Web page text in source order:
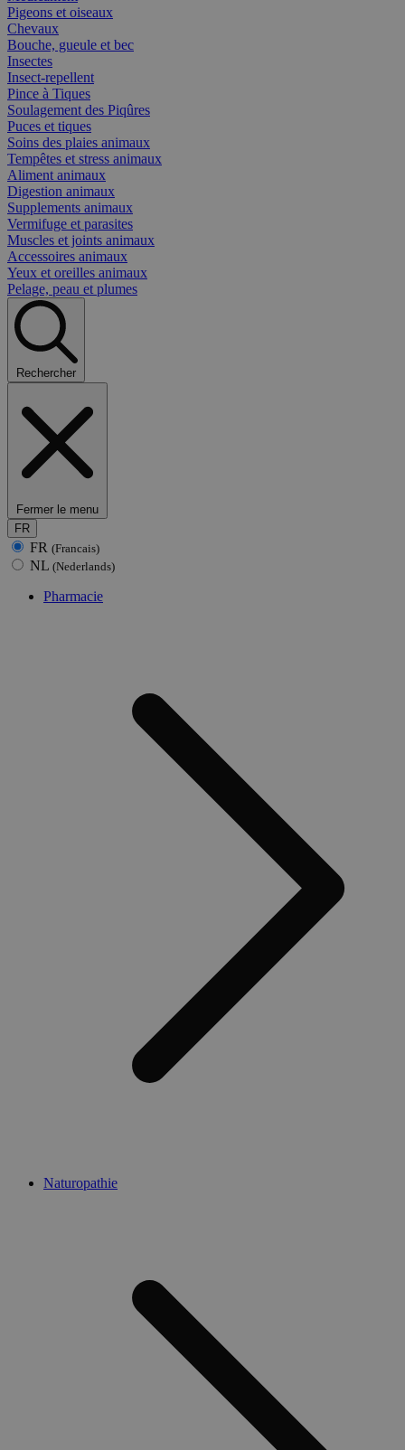
Pigeons et oiseaux
Chevaux
Bouche, gueule et bec
Insectes
Insect-repellent
Pince à Tiques
Soulagement des Piqûres
Puces et tiques
Soins des plaies animaux
Tempêtes et stress animaux
Aliment animaux
Digestion animaux
Supplements animaux
Vermifuge et parasites
Muscles et joints animaux
Accessoires animaux
Yeux et oreilles animaux
Pelage, peau et plumes
Rechercher
Fermer le menu
FR
FR (Francais)
NL (Nederlands)
Pharmacie
Naturopathie